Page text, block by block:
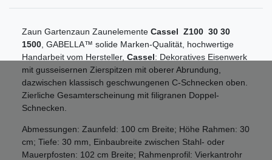
Zaun Gartenzaun Zaunelemente Cassel Z100 30 30
1500 , GABELLA™ solide Marken-Qualität, hochwertige
Handarbeit vom Hersteller, Cassel: Dekoratives Eisenwerk
mit gusseisernen Zierspitzen mit oberer Abrundung,
dazwischen klassisch geschwungenen C-Schnecken oben.
Zierliche Gesamterscheinung mit filigranen Doppel-
Schnecken.
Abmessungen: Zaunfeld: 100 cm Breite; Höhe Rahmen: 30
cm; Tiefe: 30 mm, Einbaubreite zwischen Stahl- oder
Mauerpfosten: 102 cm Breite; Rahmenprofil: Vierkantrohr